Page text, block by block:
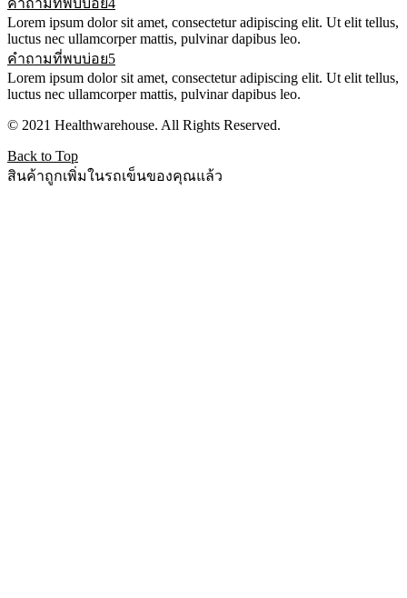
Lorem ipsum dolor sit amet, consectetur adipiscing elit. Ut elit tellus,
luctus nec ullamcorper mattis, pulvinar dapibus leo.
คำถามที่พบบ่อย5
Lorem ipsum dolor sit amet, consectetur adipiscing elit. Ut elit tellus,
luctus nec ullamcorper mattis, pulvinar dapibus leo.
© 2021 Healthwarehouse. All Rights Reserved.
Back to Top
สินค้าถูกเพิ่มในรถเข็นของคุณแล้ว